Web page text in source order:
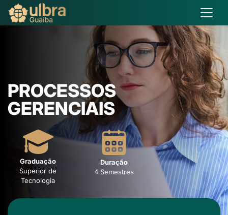
PROCESSOS
GERENCIAIS
Graduação
Superior de
Tecnologia
Duração
4 Semestres